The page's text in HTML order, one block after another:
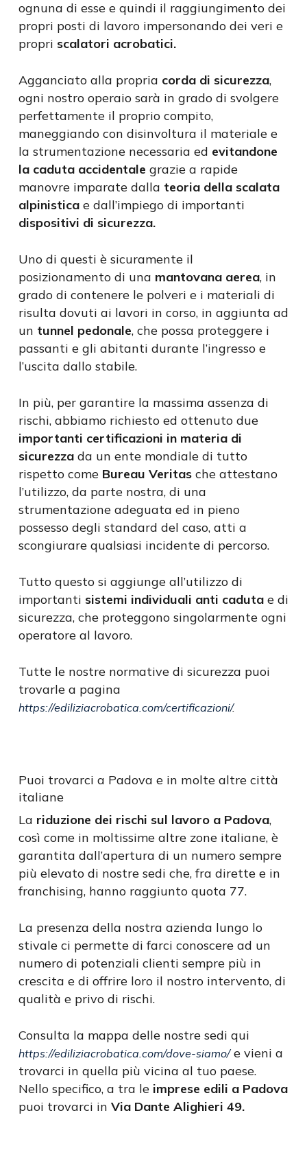
ognuna di esse e quindi il raggiungimento dei
propri posti di lavoro impersonando dei veri e
propri scalatori acrobatici.
Agganciato alla propria corda di sicurezza,
ogni nostro operaio sarà in grado di svolgere
perfettamente il proprio compito,
maneggiando con disinvoltura il materiale e
la strumentazione necessaria ed evitandone
la caduta accidentale grazie a rapide
manovre imparate dalla teoria della scalata
alpinisticae dall’impiego di importanti
dispositivi di sicurezza.
Uno di questi è sicuramente il
posizionamento di una mantovana aerea, in
grado di contenere le polveri e i materiali di
risulta dovuti ai lavori in corso, in aggiunta ad
un tunnel pedonale, che possa proteggere i
passanti e gli abitanti durante l’ingresso e
l’uscita dallo stabile.
In più, per garantire la massima assenza di
rischi, abbiamo richiesto ed ottenuto due
importanti certificazioni in materia di
sicurezzada un ente mondiale di tutto
rispetto come Bureau Veritasche attestano
l’utilizzo, da parte nostra, di una
strumentazione adeguata ed in pieno
possesso degli standard del caso, atti a
scongiurare qualsiasi incidente di percorso.
Tutto questo si aggiunge all’utilizzo di
importanti sistemi individuali anti cadutae di
sicurezza, che proteggono singolarmente ogni
operatore al lavoro.
Tutte le nostre normative di sicurezza puoi
trovarle a pagina
https://ediliziacrobatica.com/certificazioni/.
Puoi trovarci a Padova e in molte altre città
italiane
La riduzione dei rischi sul lavoro a Padova,
così come in moltissime altre zone italiane, è
garantita dall’apertura di un numero sempre
più elevato di nostre sedi che, fra dirette e in
franchising, hanno raggiunto quota 77.
La presenza della nostra azienda lungo lo
stivale ci permette di farci conoscere ad un
numero di potenziali clienti sempre più in
crescita e di offrire loro il nostro intervento, di
qualità e privo di rischi.
Consulta la mappa delle nostre sedi qui
https://ediliziacrobatica.com/dove-siamo/e vieni a
trovarci in quella più vicina al tuo paese.
Nello specifico, a tra le imprese edili a Padova
puoi trovarci in Via Dante Alighieri 49.